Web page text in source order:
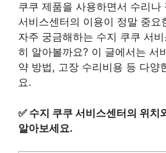
쿠쿠 제품을 사용하면서 수리나
서비스센터의 이용이 정말 중요
자주 궁금해하는 수지 쿠쿠 서
히 알아볼까요? 이 글에서는 서
약 방법, 고장 수리비용 등 다양
요.
✅ 수지 쿠쿠 서비스센터의 위치
알아보세요.